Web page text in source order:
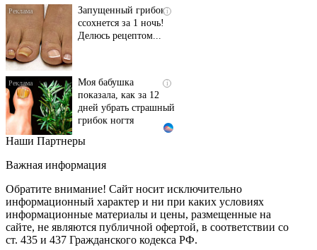
ссохнется за 1 ночь!
Делюсь рецептом...
показала, как за 12
дней убрать страшный
грибок ногтя
Этот танец невесты
Пересмотрела 10 раз
i
Ролик длится пару
секунд, но вы будете в
шоке от увиденного
Наши Партнеры
Важная информация
Обратите внимание! Сайт носит исключительно
информационный характер и ни при каких условиях
информационные материалы и цены, размещенные на
сайте, не являются публичной офертой, в соответствии со
ст. 435 и 437 Гражданского кодекса РФ.